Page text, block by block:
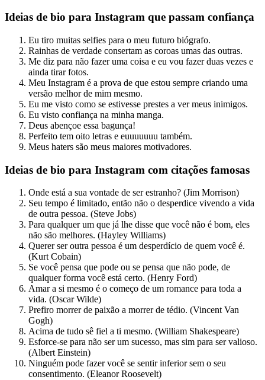
Ideias de bio para Instagram que passam confiança
Eu tiro muitas selfies para o meu futuro biógrafo.
Rainhas de verdade consertam as coroas umas das outras.
Me diz para não fazer uma coisa e eu vou fazer duas vezes e
ainda tirar fotos.
Meu Instagram é a prova de que estou sempre criando uma
versão melhor de mim mesmo.
Eu me visto como se estivesse prestes a ver meus inimigos.
Eu visto confiança na minha manga.
Deus abençoe essa bagunça!
Perfeito tem oito letras e euuuuuuu também.
Meus haters são meus maiores motivadores.
Ideias de bio para Instagram com citações famosas
Onde está a sua vontade de ser estranho? (Jim Morrison)
Seu tempo é limitado, então não o desperdice vivendo a vida
de outra pessoa. (Steve Jobs)
Para qualquer um que já lhe disse que você não é bom, eles
não são melhores. (Hayley Williams)
Querer ser outra pessoa é um desperdício de quem você é.
(Kurt Cobain)
Se você pensa que pode ou se pensa que não pode, de
qualquer forma você está certo. (Henry Ford)
Amar a si mesmo é o começo de um romance para toda a
vida. (Oscar Wilde)
Prefiro morrer de paixão a morrer de tédio. (Vincent Van
Gogh)
Acima de tudo sê fiel a ti mesmo. (William Shakespeare)
Esforce-se para não ser um sucesso, mas sim para ser valioso.
(Albert Einstein)
Ninguém pode fazer você se sentir inferior sem o seu
consentimento. (Eleanor Roosevelt)